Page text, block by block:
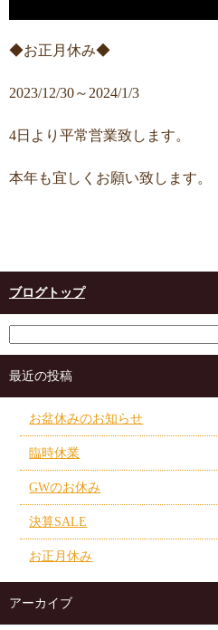
◆お正月休み◆
2023/12/30～2024/1/3
4日より平常営業致します。
本年も宜しくお願い致します。
ブログトップ
最近の投稿
お盆休みのお知らせ
臨時休業
GWのお休み
決算SALE
お正月休み
アーカイブ